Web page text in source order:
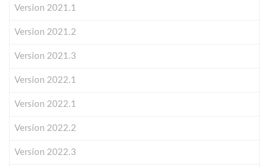
Version 2021.1
Version 2021.2
Version 2021.3
Version 2022.1
Version 2022.1
Version 2022.2
Version 2022.3